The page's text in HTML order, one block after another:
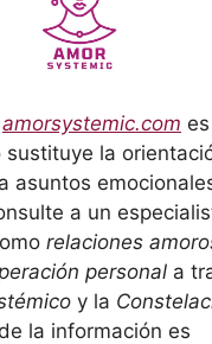
amorsystemic.com
la
asuntos
a un
relaciones
personal a
y la
la información es